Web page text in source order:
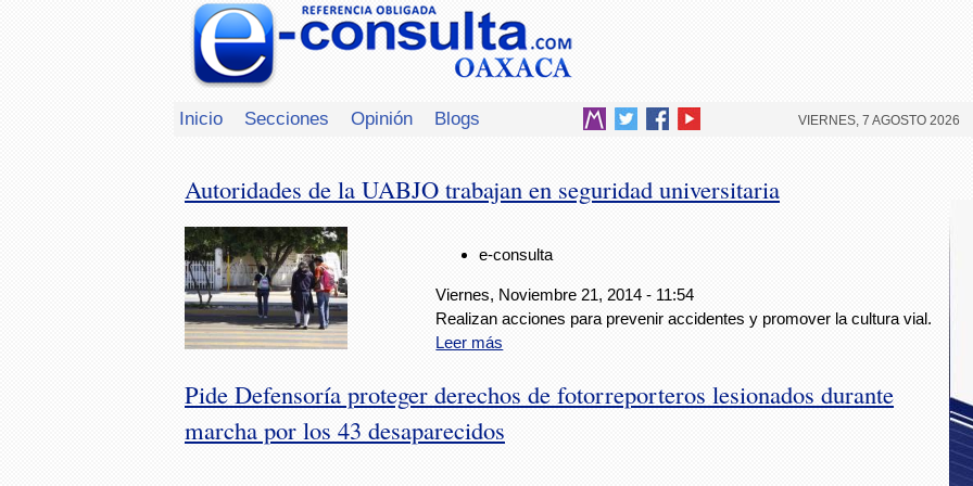
Inicio Secciones Opinión Blogs VIERNES, 7 AGOSTO 2026
Autoridades de la UABJO trabajan en seguridad universitaria
e-consulta
Viernes, Noviembre 21, 2014 - 11:54
Realizan acciones para prevenir accidentes y promover la cultura vial.
Leer más
Pide Defensoría proteger derechos de fotorreporteros lesionados durante
marcha por los 43 desaparecidos